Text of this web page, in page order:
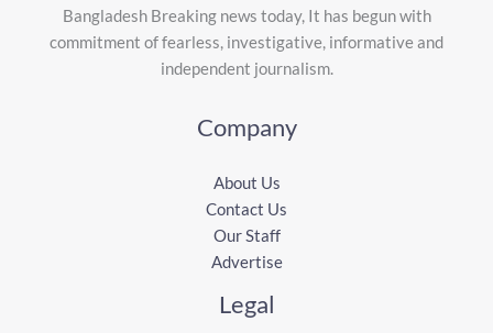
Bangladesh Breaking news today, It has begun with
commitment of fearless, investigative, informative and
independent journalism.
Company
About Us
Contact Us
Our Staff
Advertise
Legal